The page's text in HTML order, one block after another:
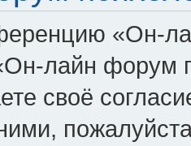
«Он-
лайн форум
своё